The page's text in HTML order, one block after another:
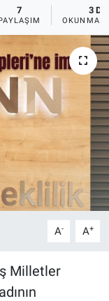
7 3 DK
OKUNMA
A- A+
Milletler